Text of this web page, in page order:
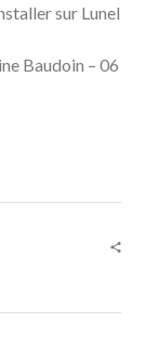
sur Lunel
Baudoin – 06